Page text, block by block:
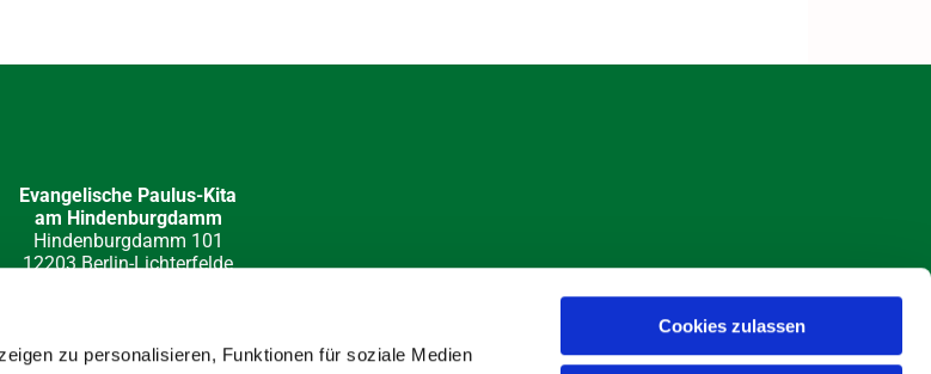
zu personalisieren, Funktionen für soziale Medien
Cookies zulassen
Evangelische Paulus-Kita
am Hindenburgdamm
Hindenburgdamm 101
12203 Berlin-Lichterfelde
Barloschky; Fotos: Hans Werner Müller, Klaus Böse